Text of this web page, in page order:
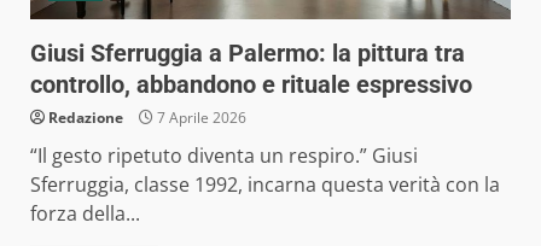
Giusi Sferruggia a Palermo: la pittura tra
controllo, abbandono e rituale espressivo
Redazione 7 Aprile 2026
“Il gesto ripetuto diventa un respiro.” Giusi
Sferruggia, classe 1992, incarna questa verità con la
forza della...